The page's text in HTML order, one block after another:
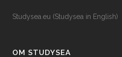
Studysea.eu (Studysea in English)
OM STUDYSEA